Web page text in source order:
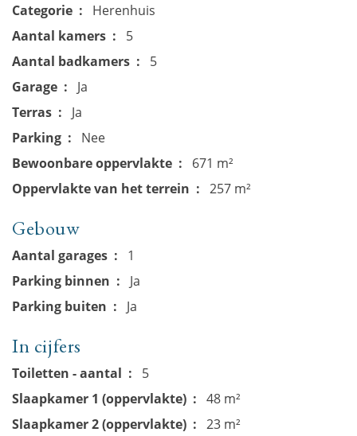
Categorie
Herenhuis
Aantal kamers
5
Aantal badkamers
5
Garage
Ja
Terras
Ja
Parking
Nee
Bewoonbare oppervlakte
671 m²
Oppervlakte van het terrein
257 m²
Gebouw
Aantal garages
1
Parking binnen
Ja
Parking buiten
Ja
In cijfers
Toiletten - aantal
5
Slaapkamer 1 (oppervlakte)
48 m²
Slaapkamer 2 (oppervlakte)
23 m²